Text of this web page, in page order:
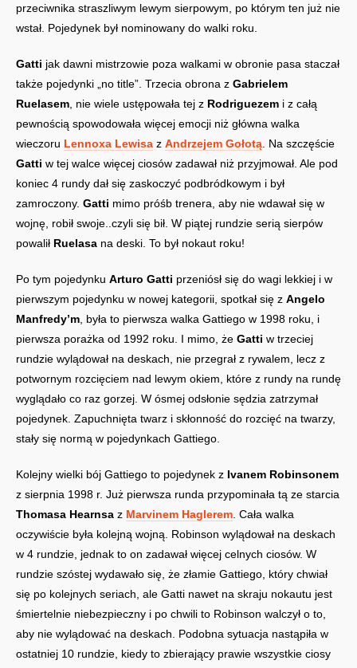
przeciwnika straszliwym lewym sierpowym, po którym ten już nie
wstał. Pojedynek był nominowany do walki roku.
Gatti jak dawni mistrzowie poza walkami w obronie pasa staczał
także pojedynki „no title”. Trzecia obrona z Gabrielem
Ruelasem , nie wiele ustępowała tej z Rodriguezem i z całą
pewnością spowodowała więcej emocji niż główna walka
wieczoru Lennoxa Lewisa z Andrzejem Gołotą . Na szczęście
Gatti w tej walce więcej ciosów zadawał niż przyjmował. Ale pod
koniec 4 rundy dał się zaskoczyć podbródkowym i był
zamroczony. Gatti mimo próśb trenera, aby nie wdawał się w
wojnę, robił swoje..czyli się bił. W piątej rundzie serią sierpów
powalił Ruelasa na deski. To był nokaut roku!
Po tym pojedynku Arturo Gatti przeniósł się do wagi lekkiej i w
pierwszym pojedynku w nowej kategorii, spotkał się z Angelo
Manfredy’m , była to pierwsza walka Gattiego w 1998 roku, i
pierwsza porażka od 1992 roku. I mimo, że Gatti w trzeciej
rundzie wylądował na deskach, nie przegrał z rywalem, lecz z
potwornym rozcięciem nad lewym okiem, które z rundy na rundę
wyglądało co raz gorzej. W ósmej odsłonie sędzia zatrzymał
pojedynek. Zapuchnięta twarz i skłonność do rozcięć na twarzy,
stały się normą w pojedynkach Gattiego.
Kolejny wielki bój Gattiego to pojedynek z Ivanem Robinsonem
z sierpnia 1998 r. Już pierwsza runda przypominała tą ze starcia
Thomasa Hearnsa z Marvinem Haglerem . Cała walka
oczywiście była kolejną wojną. Robinson wylądował na deskach
w 4 rundzie, jednak to on zadawał więcej celnych ciosów. W
rundzie szóstej wydawało się, że złamie Gattiego, który chwiał
się po kolejnych seriach, ale Gatti nawet na skraju nokautu jest
śmiertelnie niebezpieczny i po chwili to Robinson walczył o to,
aby nie wylądować na deskach. Podobna sytuacja nastąpiła w
ostatniej 10 rundzie, kiedy to zbierający prawie wszystkie ciosy